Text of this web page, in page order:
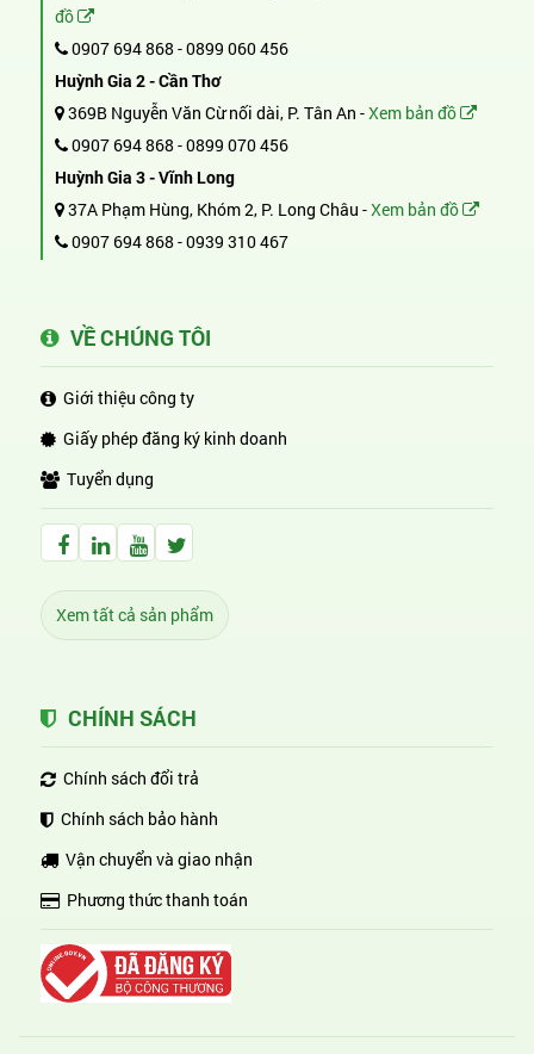
đồ
0907 694 868 -0899 060 456
Huỳnh Gia 2 - Cần Thơ
369B Nguyễn Văn Cừ nối dài, P. Tân An -Xem bản đồ
0907 694 868 -0899 070 456
Huỳnh Gia 3 - Vĩnh Long
37A Phạm Hùng, Khóm 2, P. Long Châu -Xem bản đồ
0907 694 868 -0939 310 467
VỀ CHÚNG TÔI
Giới thiệu công ty
Giấy phép đăng ký kinh doanh
Tuyển dụng
Facebook Huỳnh Gia Alpha
LinkedIn Huỳnh Gia Alpha
YouTube Huỳnh Gia Alpha
Twitter Huỳnh Gia Alpha
Xem tất cả sản phẩm
CHÍNH SÁCH
Chính sách đổi trả
Chính sách bảo hành
Vận chuyển và giao nhận
Phương thức thanh toán